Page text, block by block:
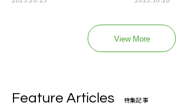
View More
Feature Articles 特集記事